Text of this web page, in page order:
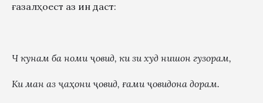
ғазалҳоест аз ин даст:
Ч кунам ба номиҷовид, ки зи худ нишон гузорам,
Ки ман аз ҷаҳониҷовид, ғамиҷовидона дорам.